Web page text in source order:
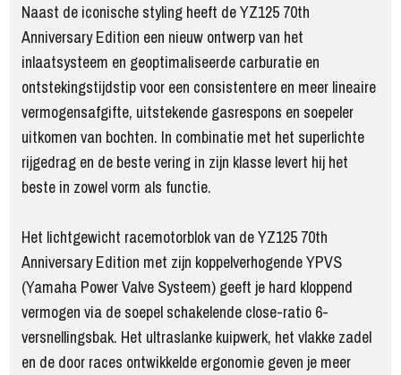
Naast de iconische styling heeft de YZ125 70th
Anniversary Edition een nieuw ontwerp van het
inlaatsysteem en geoptimaliseerde carburatie en
ontstekingstijdstip voor een consistentere en meer lineaire
vermogensafgifte, uitstekende gasrespons en soepeler
uitkomen van bochten. In combinatie met het superlichte
rijgedrag en de beste vering in zijn klasse levert hij het
beste in zowel vorm als functie.
Het lichtgewicht racemotorblok van de YZ125 70th
Anniversary Edition met zijn koppelverhogende YPVS
(Yamaha Power Valve Systeem) geeft je hard kloppend
vermogen via de soepel schakelende close-ratio 6-
versnellingsbak. Het ultraslanke kuipwerk, het vlakke zadel
en de door races ontwikkelde ergonomie geven je meer